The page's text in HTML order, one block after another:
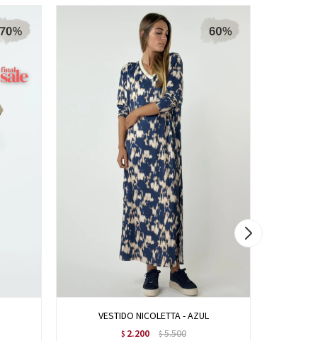
VESTIDO NICOLETTA - AZUL
$ 2.200 $5.500